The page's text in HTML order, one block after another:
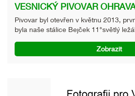
VESNICKÝ PIVOVAR
Pivovar byl otevřen v květnu 2013,
byla naše stálice Bejček 11°světlý
Zobrazit